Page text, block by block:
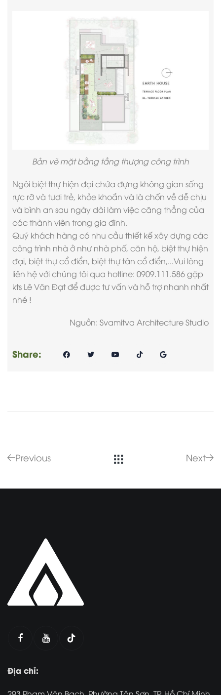
Bản vẽ mặt bằng tầng thượng công trình
Ngôi biệt thự hiện đại chứa đựng không gian sống
rực rỡ và tươi trẻ, khỏe khoắn và là chốn về dễ chịu
và bình an sau ngày dài làm việc căng thẳng của
các thành viên trong gia đình.
Quý khách hàng có nhu cầu thiết kế xây dựng các
công trình nhà ở như nhà phố, căn hộ, biệt thự hiện
đại, biệt thự cổ điển, biệt thự tân cổ điển,...Vui lòng
liên hệ với chúng tôi qua hotline: 0909.111.586 gặp
kts Lê Văn Đạt để được tư vấn và hỗ trợ nhanh nhất
nhé !
Nguồn: Svamitva Architecture Studio
Share:
Previous Next
Địa chỉ: